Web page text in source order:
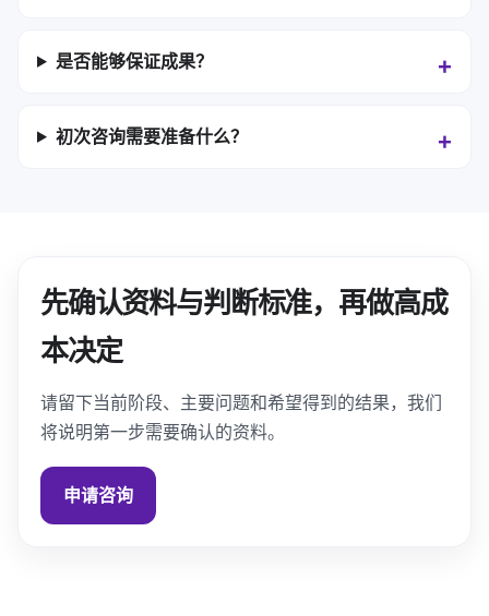
是否能够保证成果？
初次咨询需要准备什么？
先确认资料与判断标准，再做高成
本决定
请留下当前阶段、主要问题和希望得到的结果，我们
将说明第一步需要确认的资料。
申请咨询